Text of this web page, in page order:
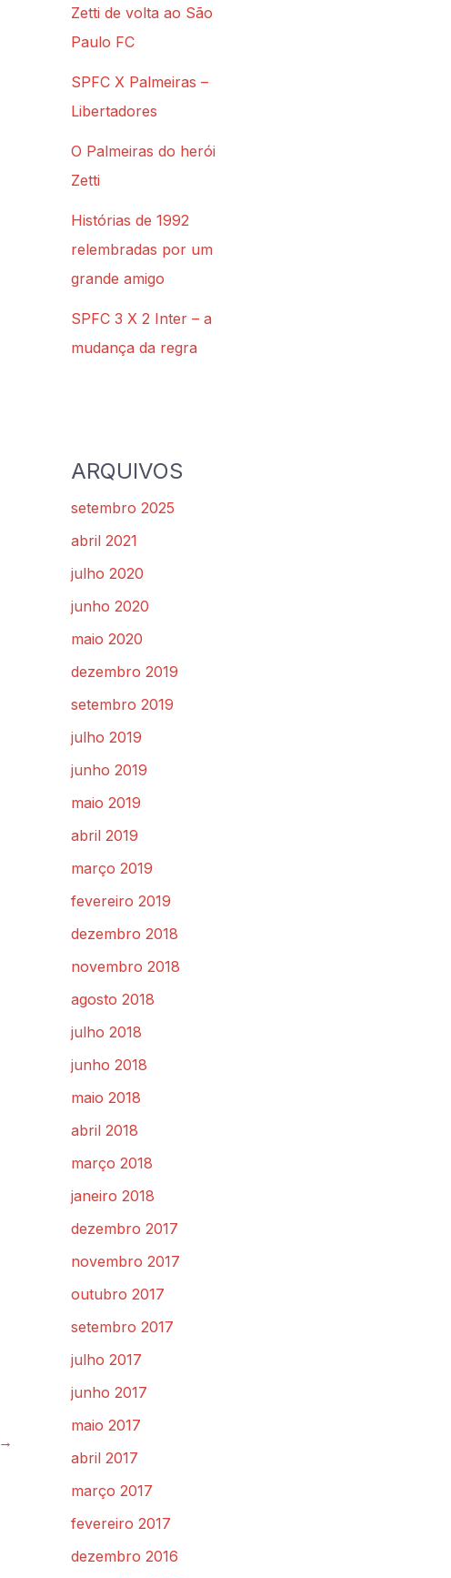
→
Zetti de volta ao São
Paulo FC
SPFC X Palmeiras –
Libertadores
O Palmeiras do herói
Zetti
Histórias de 1992
relembradas por um
grande amigo
SPFC 3 X 2 Inter – a
mudança da regra
ARQUIVOS
setembro 2025
abril 2021
julho 2020
junho 2020
maio 2020
dezembro 2019
setembro 2019
julho 2019
junho 2019
maio 2019
abril 2019
março 2019
fevereiro 2019
dezembro 2018
novembro 2018
agosto 2018
julho 2018
junho 2018
maio 2018
abril 2018
março 2018
janeiro 2018
dezembro 2017
novembro 2017
outubro 2017
setembro 2017
julho 2017
junho 2017
maio 2017
abril 2017
março 2017
fevereiro 2017
dezembro 2016